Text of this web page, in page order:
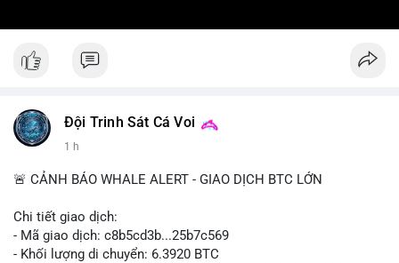
Đội Trinh Sát Cá Voi
1 h
🚨 CẢNH BÁO WHALE ALERT - GIAO DỊCH BTC LỚN
Chi tiết giao dịch:
- Mã giao dịch: c8b5cd3b...25b7c569
- Khối lượng di chuyển: 6.3920 BTC